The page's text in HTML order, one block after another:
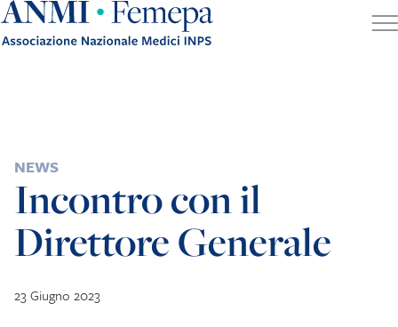
POSTED IN
NEWS
Incontro con il
Direttore Generale
23 Giugno 2023